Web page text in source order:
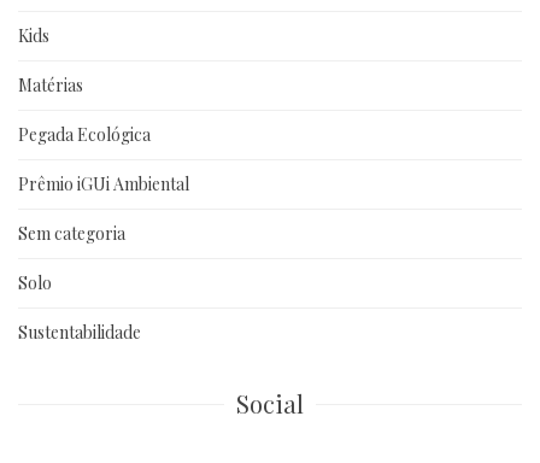
Kids
Matérias
Pegada Ecológica
Prêmio iGUi Ambiental
Sem categoria
Solo
Sustentabilidade
Social